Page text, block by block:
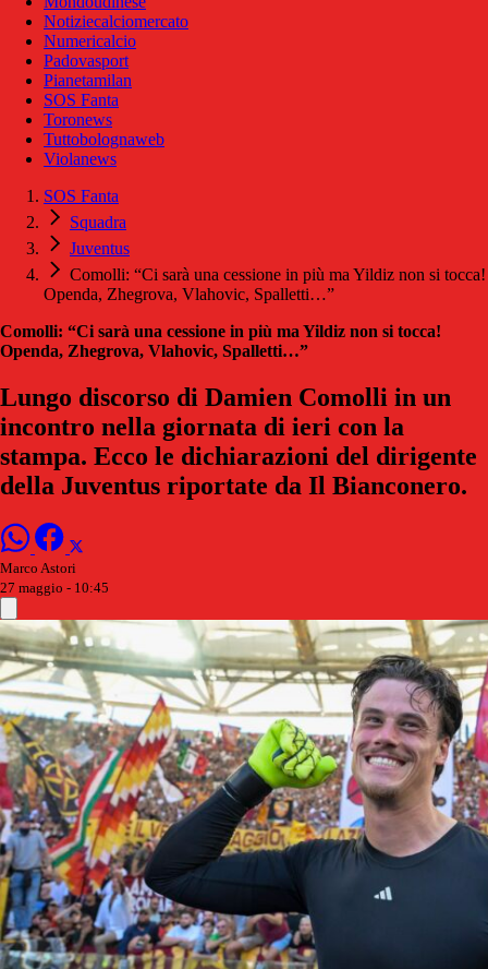
Notiziecalciomercato
Numericalcio
Padovasport
Pianetamilan
SOS Fanta
Toronews
Tuttobolognaweb
Violanews
SOS Fanta
Squadra
Juventus
Comolli: “Ci sarà una cessione in più ma Yildiz non si tocca!
Openda, Zhegrova, Vlahovic, Spalletti…”
Comolli: “Ci sarà una cessione in più ma Yildiz non si tocca!
Openda, Zhegrova, Vlahovic, Spalletti…”
Lungo discorso di Damien Comolli in un
incontro nella giornata di ieri con la
stampa. Ecco le dichiarazioni del dirigente
della Juventus riportate da Il Bianconero.
Marco Astori
27 maggio - 10:45